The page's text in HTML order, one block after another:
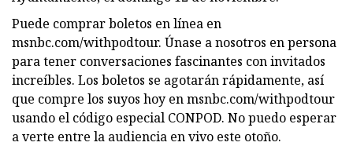
Puede comprar boletos en línea en
msnbc.com/withpodtour. Únase a nosotros en persona
para tener conversaciones fascinantes con invitados
increíbles. Los boletos se agotarán rápidamente, así
que compre los suyos hoy en msnbc.com/withpodtour
usando el código especial CONPOD. No puedo esperar
a verte entre la audiencia en vivo este otoño.